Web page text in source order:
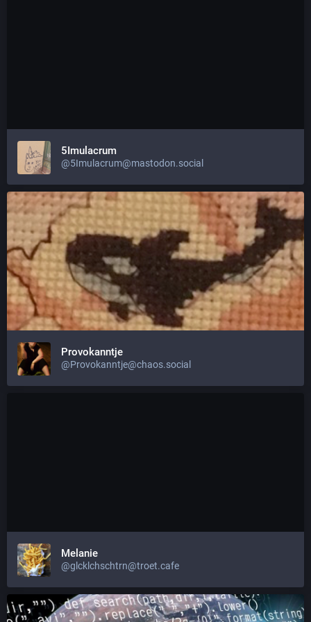
5Imulacrum
@5Imulacrum@mastodon.social
Provokanntje
@Provokanntje@chaos.social
Melanie
@glcklchschtrn@troet.cafe